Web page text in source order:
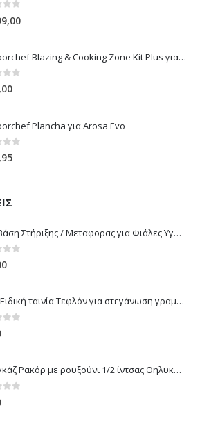
Outdoorchef Blazing & Cooking Zone Kit Plus για Ψησταριά Arosa Evo
5
Plancha για Arosa Evo
5
OEM Βάση Στήριξης / Μεταφορας για Φιάλες Υγραερίου 10 kg & 13 kg με ροδάκια
5
Facot Ειδική ταινία Τεφλόν για στεγάνωση γραμμών αερίου 12m
5
Υδρογκάζ Ρακόρ με ρουξούνι 1/2 ίντσας Θηλυκό Δεξιόστροφο για σύνδεση συσκευών με λάστιχο υγραερίου 8mm
5